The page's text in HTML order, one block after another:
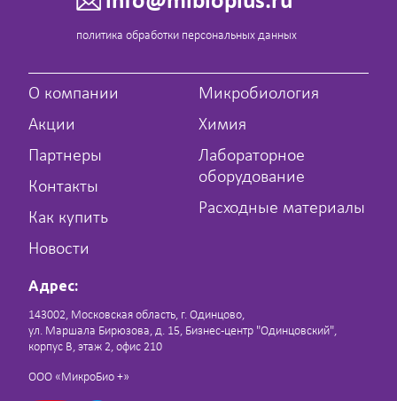
политика обработки персональных данных
О компании
Акции
Партнеры
Контакты
Как купить
Новости
Микробиология
Химия
Лабораторное
оборудование
Расходные материалы
Адрес:
143002, Московская область, г. Одинцово,
ул. Маршала Бирюзова, д. 15, Бизнес-центр "Одинцовский",
корпус В, этаж 2, офис 210
ООО «МикроБио +»